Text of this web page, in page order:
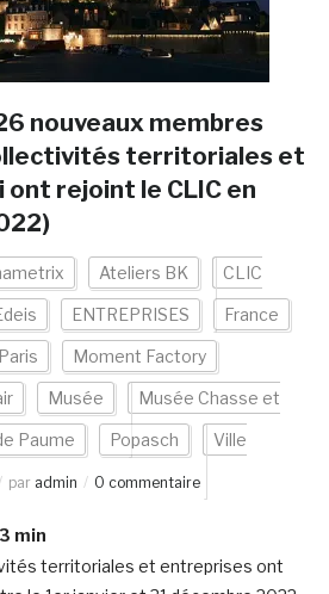
nouveaux membres
territoriales et
rejoint le CLIC en
Ateliers BK CLIC
ENTREPRISES France
Moment Factory
Musée Musée Chasse et
Paume Popasch Ville
par admin 0 commentaire
3 min
territoriales et entreprises ont